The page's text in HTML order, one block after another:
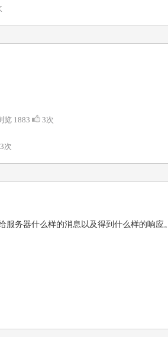
览 1883 3次
次
务器什么样的消息以及得到什么样的响应。